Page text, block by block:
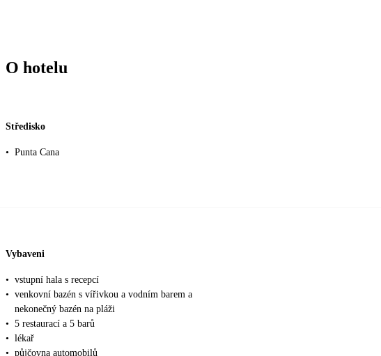
O hotelu
Středisko
• Punta Cana
Vybaveni
• vstupní hala s recepcí
• venkovní bazén s vířivkou a vodním barem a
nekonečný bazén na pláži
• 5 restaurací a 5 barů
• lékař
• půjčovna automobilů